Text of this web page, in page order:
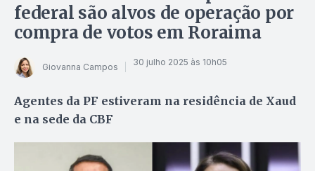
federal são alvos de operação por
compra de votos em Roraima
Giovanna Campos 30 julho 2025 às 10h05
Agentes da PF estiveram na residência de Xaud
e na sede da CBF